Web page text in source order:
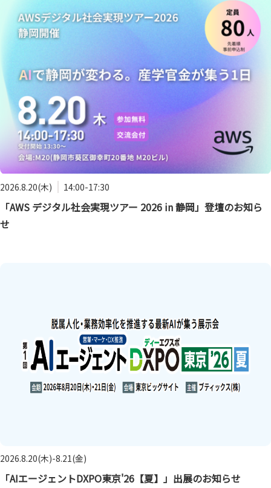
2026.8.20(木) 14:00-17:30
「AWS デジタル社会実現ツアー 2026 in 静岡」登壇のお知ら
せ
2026.8.20(木)-8.21(金)
「AIエージェントDXPO東京'26【夏】」出展のお知らせ